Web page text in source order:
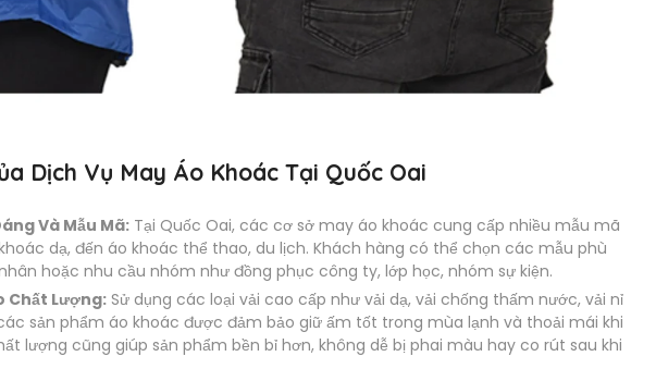
Dịch Vụ May Áo Khoác Tại Quốc Oai
Và Mẫu Mã: Tại Quốc Oai, các cơ sở may áo khoác cung cấp nhiều mẫu mã
dạ, đến áo khoác thể thao, du lịch. Khách hàng có thể chọn các mẫu phù
hoặc nhu cầu nhóm như đồng phục công ty, lớp học, nhóm sự kiện.
Chất Lượng: Sử dụng các loại vải cao cấp như vải dạ, vải chống thấm nước, vải nỉ
sản phẩm áo khoác được đảm bảo giữ ấm tốt trong mùa lạnh và thoải mái khi
lượng cũng giúp sản phẩm bền bỉ hơn, không dễ bị phai màu hay co rút sau khi